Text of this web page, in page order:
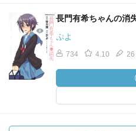
長門有希ちゃんの消
ぷよ
734 4.10 26